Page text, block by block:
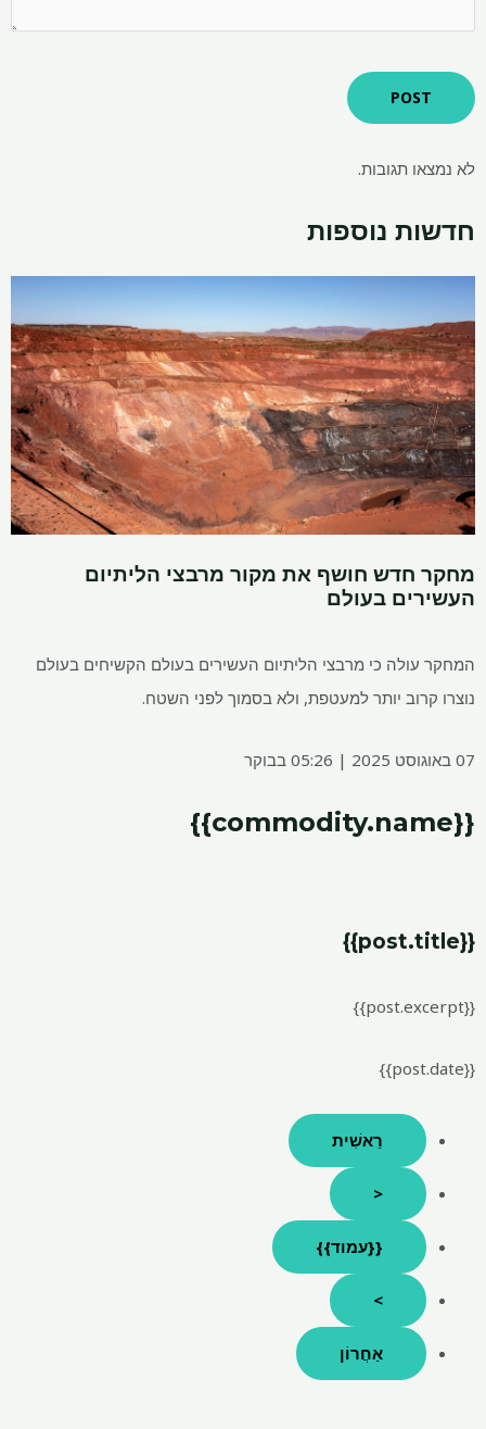
לא נמצאו תגובות.
חדשות נוספות
מחקר חדש חושף את מקור מרבצי הליתיום
העשירים בעולם
המחקר עולה כי מרבצי הליתיום העשירים בעולם הקשיחים בעולם
נוצרו קרוב יותר למעטפת, ולא בסמוך לפני השטח.
07 באוגוסט 2025 | 05:26 בבוקר
{{commodity.name}}
{{post.title}}
{{post.excerpt}}
{{post.date}}
רֵאשִׁית
<
{{עמוד}}
>
אַחֲרוֹן